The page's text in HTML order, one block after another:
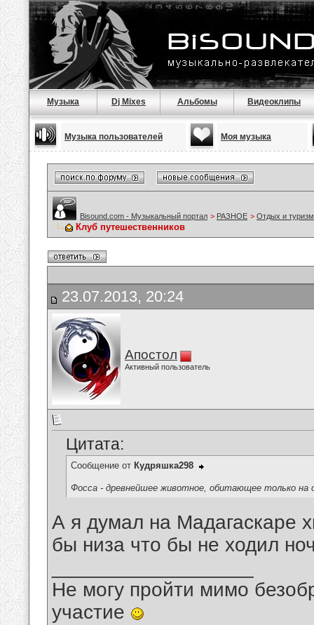
Музыка Dj Mixes Альбомы Видеоклипы
Музыка пользователей Моя музыка
Bisound.com - Музыкальный портал > РАЗНОЕ > Отдых и туризм
Клуб путешественников
23.07.2013, 20:24
Апостол
Активный пользователь
Цитата:
Сообщение от Кудряшка298
Фосса - древнейшее животное, обитающее только на
А я думал на Мадагаскаре
бы низа что бы не ходил
Не могу пройти мимо
участие